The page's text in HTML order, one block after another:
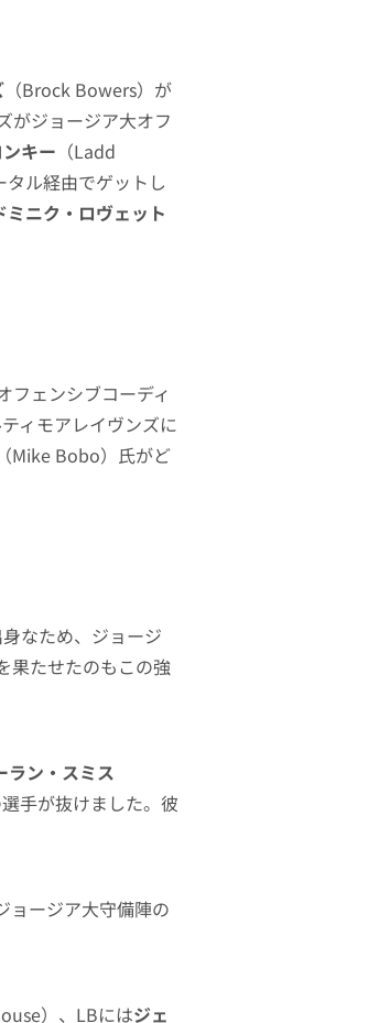
（Brock Bowers）が
がジョージア大オフ
キー （Ladd
ル経由でゲットし
ミニク・ロヴェット
フェンシブコーディ
ィモアレイヴンズに
（Mike Bobo）氏がど
なため、ジョージ
果たせたのもこの強
ラン・スミス
手が抜けました。彼
ョージア大守備陣の
）、LBにはジェ